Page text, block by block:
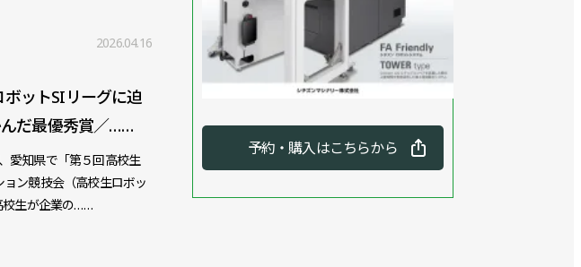
2026.04.16
ットSIリーグに迫
だ最優秀賞／……
愛知県で「第５回高校生
ン競技会（高校生ロボッ
校生が企業の……
予約・購入はこちらから